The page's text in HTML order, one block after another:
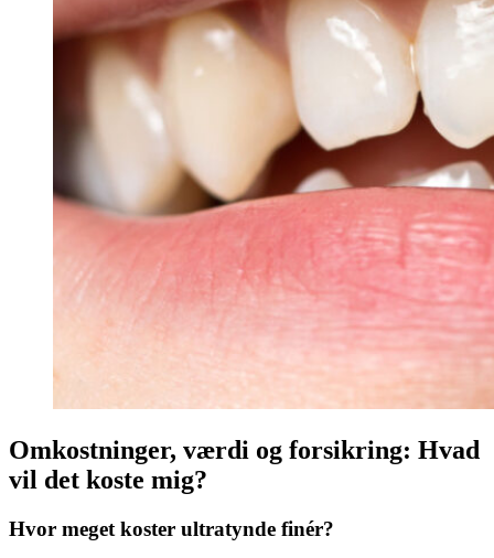
Omkostninger, værdi og forsikring: Hvad
vil det koste mig?
Hvor meget koster ultratynde finér?